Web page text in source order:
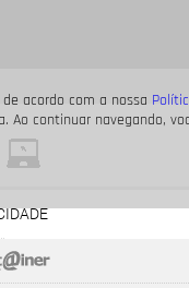
acordo com a nossa
Ao continuar navegando,